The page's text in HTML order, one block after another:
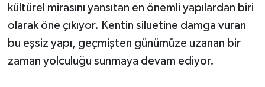
kültürel mirasını yansıtan en önemli yapılardan biri
olarak öne çıkıyor. Kentin siluetine damga vuran
bu eşsiz yapı, geçmişten günümüze uzanan bir
zaman yolculuğu sunmaya devam ediyor.